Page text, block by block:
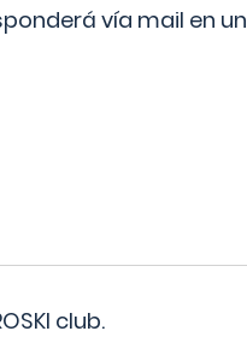
vía mail en un
club.